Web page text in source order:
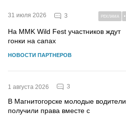
31 июля 2026 3 РЕКЛАМА
На MMK Wild Fest участников ждут
гонки на сапах
НОВОСТИ ПАРТНЕРОВ
1 августа 2026 3
В Магнитогорске молодые водители
получили права вместе с